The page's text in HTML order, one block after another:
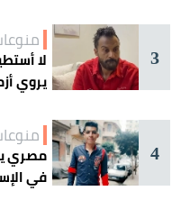
3
لا
يروي
4
مصري
في